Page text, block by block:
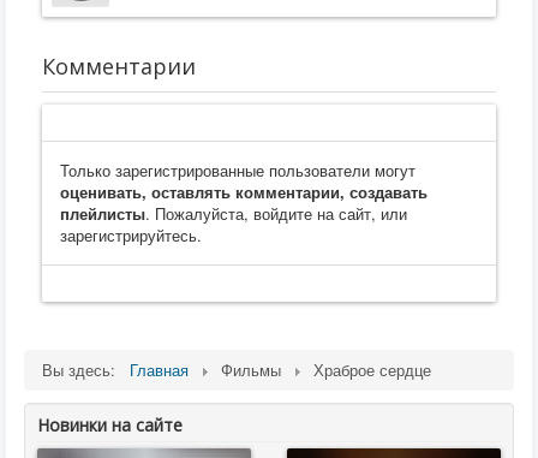
Комментарии
Только зарегистрированные пользователи могут
оценивать, оставлять комментарии, создавать
плейлисты. Пожалуйста, войдите на сайт, или
зарегистрируйтесь.
Вы здесь: Главная Фильмы Храброе сердце
Новинки на сайте